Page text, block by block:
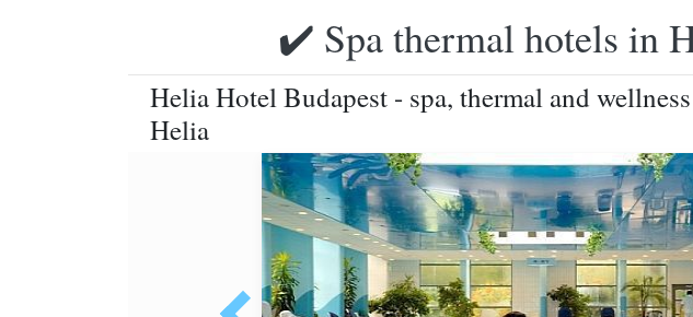
✔️ Spa thermal hotels in
Helia Hotel Budapest - spa, thermal and
Helia